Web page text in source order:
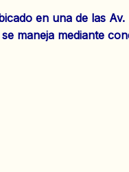
en una de las
maneja mediante